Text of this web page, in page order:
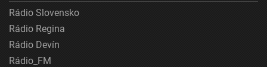
Rádio Slovensko
Rádio Regina
Rádio Devín
Rádio_FM